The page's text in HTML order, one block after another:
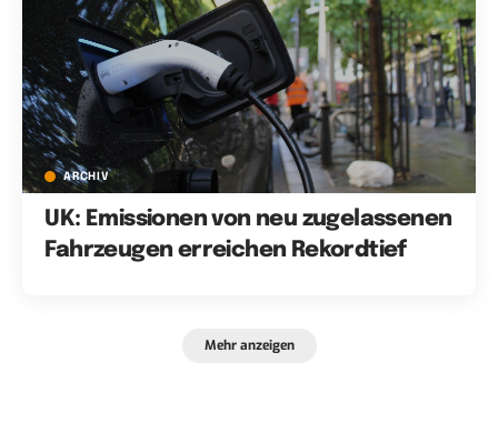
ARCHIV
UK: Emissionen von neu zugelassenen
Fahrzeugen erreichen Rekordtief
Mehr anzeigen